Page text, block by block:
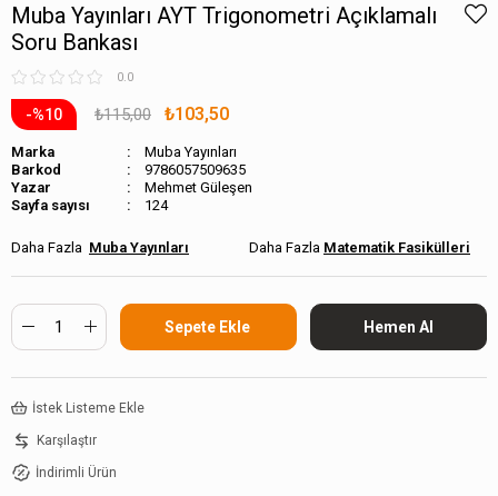
Muba Yayınları AYT Trigonometri Açıklamalı
Soru Bankası
0.0
10 ₺115,00 ₺103,50
Marka
Muba Yayınları
Barkod
9786057509635
Mehmet Güleşen
Sayfa sayısı
124
Muba Yayınları Matematik Fasikülleri
İstek Listeme Ekle
Karşılaştır
İndirimli Ürün